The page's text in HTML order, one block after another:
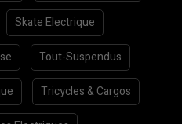
Skate Electrique
Tout-Suspendus
Tricycles & Cargos